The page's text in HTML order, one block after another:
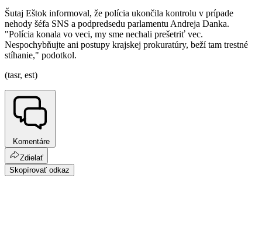
Šutaj Eštok informoval, že polícia ukončila kontrolu v prípade
nehody šéfa SNS a podpredsedu parlamentu Andreja Danka.
"Polícia konala vo veci, my sme nechali prešetriť vec.
Nespochybňujte ani postupy krajskej prokuratúry, beží tam trestné
stíhanie," podotkol.
(tasr, est)
Komentáre
Zdielať
Skopírovať odkaz